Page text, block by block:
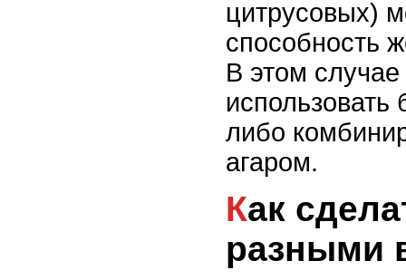
цитрусовых)
способность
В этом
либо
агаром.
Как сделать мармелад с
разными